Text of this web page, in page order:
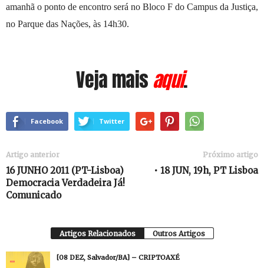
amanhã o ponto de encontro será no Bloco F do Campus da Justiça,
no Parque das Nações, às 14h30.
Veja maisaqui.
Facebook Twitter
Artigo anterior
16 JUNHO 2011 (PT-Lisboa)
Democracia Verdadeira Já!
Comunicado
Próximo artigo
• 18 JUN, 19h, PT Lisboa
Artigos Relacionados Outros Artigos
[08 DEZ, Salvador/BA] – CRIPTOAXÉ